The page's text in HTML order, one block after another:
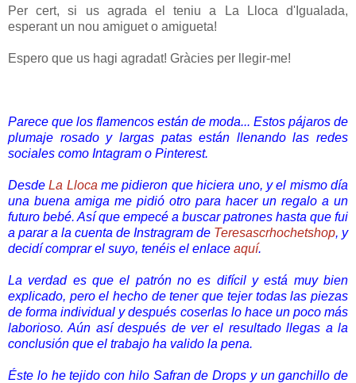
Per cert, si us agrada el teniu a La Lloca d'Igualada,
esperant un nou amiguet o amigueta!
Espero que us hagi agradat! Gràcies per llegir-me!
Parece que los flamencos están de moda... Estos pájaros de
plumaje rosado y largas patas están llenando las redes
sociales como Intagram o Pinterest.
DesdeLa Lloca me pidieron que hiciera uno, y el mismo día
una buena amiga me pidió otro para hacer un regalo a un
futuro bebé. Así que empecé a buscar patrones hasta que fui
a parar a la cuenta de Instragram de Teresascrhochetshop, y
decidí comprar el suyo, tenéis el enlace aquí.
La verdad es que el patrón no es difícil y está muy bien
explicado, pero el hecho de tener que tejer todas las piezas
de forma individual y después coserlas lo hace un poco más
laborioso. Aún así después de ver el resultado llegas a la
conclusión que el trabajo ha valido la pena.
Éste lo he tejido con hilo Safran de Drops y un ganchillo de